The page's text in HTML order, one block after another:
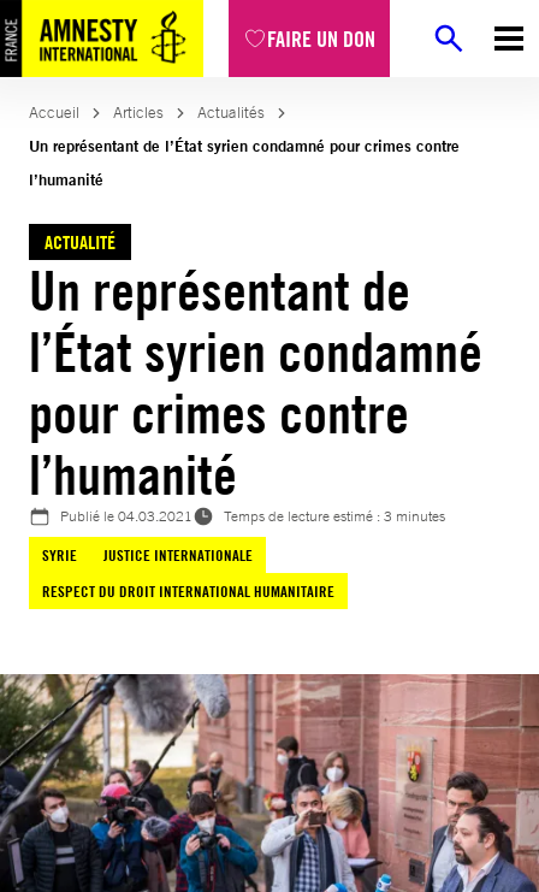
FAIRE UN DON
Aller
au
contenu
Accueil Articles
Actualités
Un représentant de l’État syrien condamné pour crimes contre
l’humanité
ACTUALITÉ
Un représentant de
l’État syrien condamné
pour crimes contre
l’humanité
Publié le04.03.2021
Temps de lecture estimé : 3 minutes
SYRIE
JUSTICE INTERNATIONALE
RESPECT DU DROIT INTERNATIONAL HUMANITAIRE